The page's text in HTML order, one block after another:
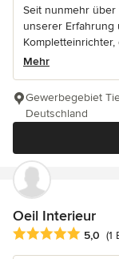
Seit nunmehr
unserer Erfahrung
Mehr
Gewerbegebiet
Deutschland
Oeil Interieur
Durchschnittliche
5,0 (1